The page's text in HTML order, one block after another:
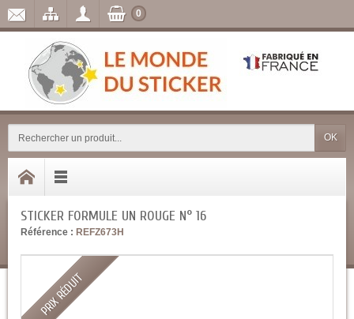
OK
0
STICKER FORMULE UN ROUGE N° 16
Référence : REFZ673H
PRIX RÉDUIT